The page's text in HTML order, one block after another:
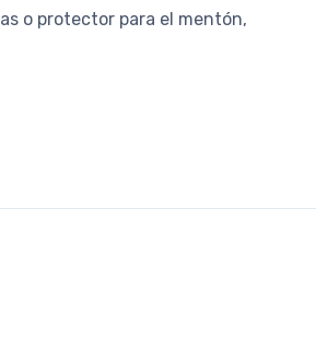
o protector para el mentón,